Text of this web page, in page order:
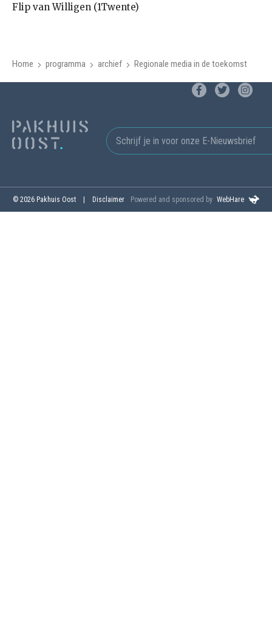
Flip van Willigen (1Twente)
Home programma archief Regionale media in de toekomst
© 2026 Pakhuis Oost Disclaimer Powered and sponsored by WebHare